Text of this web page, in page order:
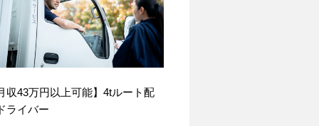
収43万円以上可能】4tルート配
ライバー